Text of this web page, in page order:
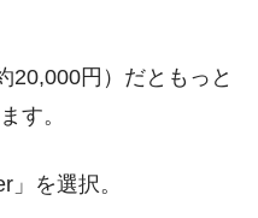
20,000円）だともっと
す。
」を選択。